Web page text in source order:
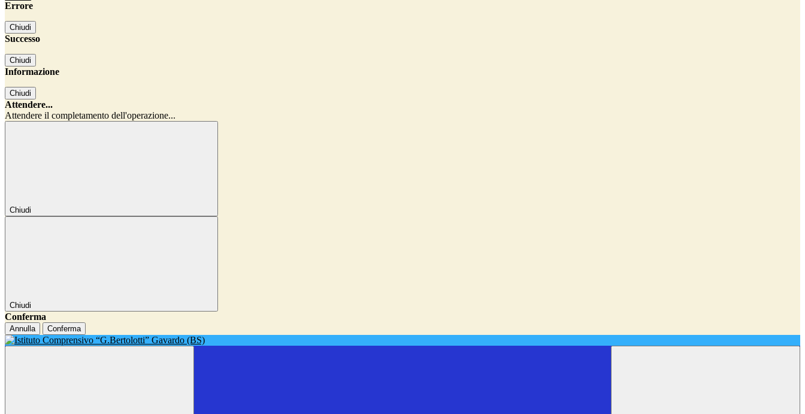
Errore
Chiudi
Successo
Chiudi
Informazione
Chiudi
Attendere...
Attendere il completamento dell'operazione...
Chiudi
Chiudi
Conferma
Annulla Conferma